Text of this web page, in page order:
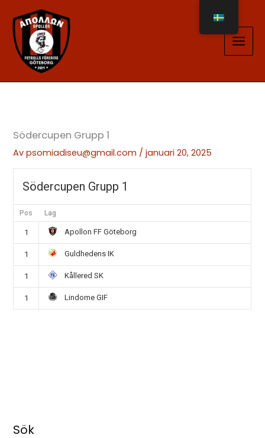
innehåll
Södercupen Grupp 1
Avpsomiadiseu@gmail.com /januari 20, 2025
Södercupen Grupp 1
Pos Lag
1 Apollon FF Göteborg
1 Guldhedens IK
1 Kållered SK
1 Lindome GIF
Sök